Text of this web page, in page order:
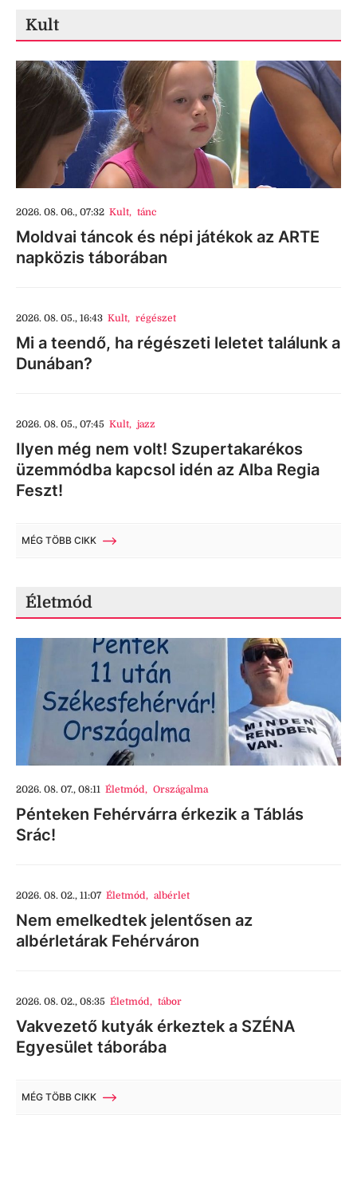
Kult
2026. 08. 06., 07:32 Kult, tánc
Moldvai táncok és népi játékok az ARTE
napközis táborában
2026. 08. 05., 16:43 Kult, régészet
Mi a teendő, ha régészeti leletet találunk a
Dunában?
2026. 08. 05., 07:45 Kult, jazz
Ilyen még nem volt! Szupertakarékos
üzemmódba kapcsol idén az Alba Regia
Feszt!
MÉG TÖBB CIKK
Életmód
2026. 08. 07., 08:11 Életmód, Országalma
Pénteken Fehérvárra érkezik a Táblás
Srác!
2026. 08. 02., 11:07 Életmód, albérlet
Nem emelkedtek jelentősen az
albérletárak Fehérváron
2026. 08. 02., 08:35 Életmód, tábor
Vakvezető kutyák érkeztek a SZÉNA
Egyesület táborába
MÉG TÖBB CIKK